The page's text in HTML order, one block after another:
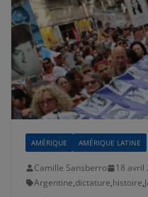
AMÉRIQUE AMÉRIQUE LATINE
Camille Sansberro 18 avril
Argentine,dictature,histoire,